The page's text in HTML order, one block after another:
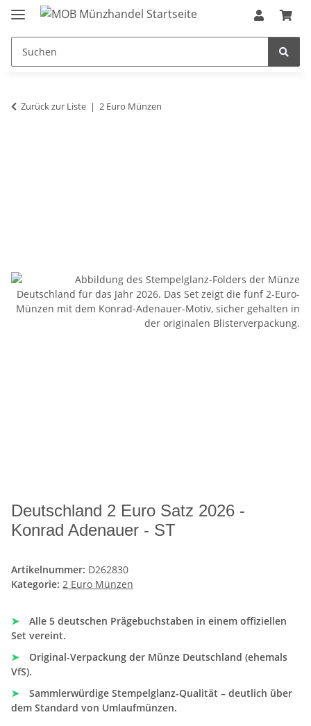
Zurück zur Liste 2 Euro Münzen
Deutschland 2 Euro Satz 2026 -
Konrad Adenauer - ST
Artikelnummer: D262830
Kategorie: 2 Euro Münzen
➤
Alle 5 deutschen Prägebuchstaben in einem offiziellen
Set vereint.
➤
Original-Verpackung der Münze Deutschland (ehemals
VfS).
➤
Sammlerwürdige Stempelglanz-Qualität – deutlich über
dem Standard von Umlaufmünzen.